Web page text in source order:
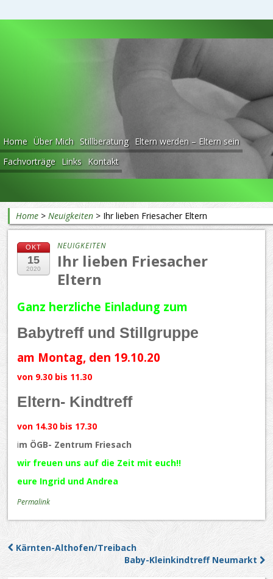
Home Über Mich Stillberatung Eltern werden – Eltern sein
Fachvorträge Links Kontakt
Beratung rund ums Baby
Home >Neuigkeiten > Ihr lieben Friesacher Eltern
OKT
15
2020
NEUIGKEITEN
Ihr lieben Friesacher
Eltern
Ganz herzliche Einladung zum
Babytreff und Stillgruppe
am Montag, den 19.10.20
von 9.30 bis 11.30
Eltern- Kindtreff
von 14.30 bis 17.30
im ÖGB- Zentrum Friesach
wir freuen uns auf die Zeit mit euch!!
eure Ingrid und Andrea
Permalink
Post navigation
Kärnten-Althofen/Treibach
Baby-Kleinkindtreff Neumarkt